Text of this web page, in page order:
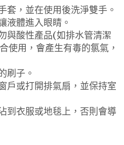
套，並在使用後洗淨雙手。
液體進入眼睛。
與酸性產品(如排水管清潔
使用，會產生有毒的氯氣，
刷子。
戶或打開排氣扇，並保持室
到衣服或地毯上，否則會導